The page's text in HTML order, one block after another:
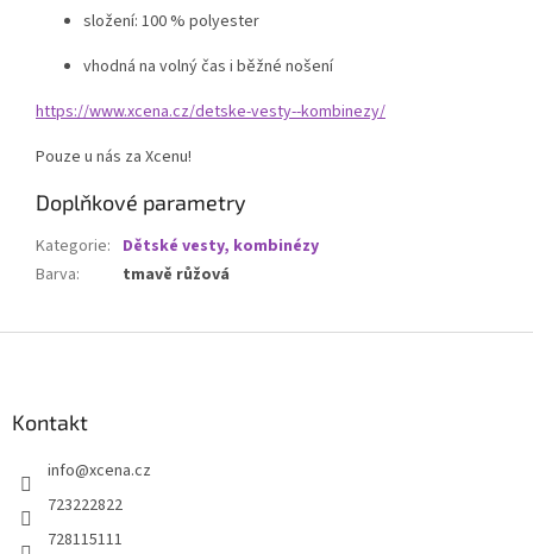
složení: 100 % polyester
vhodná na volný čas i běžné nošení
https://www.xcena.cz/detske-vesty--kombinezy/
Pouze u nás za Xcenu!
Doplňkové parametry
Kategorie: Dětské vesty, kombinézy
Barva: tmavě růžová
Kontakt
info@xcena.cz
723222822
728115111